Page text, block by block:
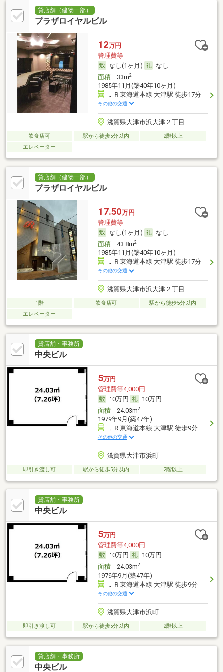
貸店舗（建物一部）
プラザロイヤルビル
12万円
管理費等-
なし(1ヶ月)
なし
面積33m2
1985年11月(築40年10ヶ月)
ＪＲ東海道本線 大津駅 徒歩17分
その他の交通
滋賀県大津市浜大津２丁目
飲食店可 駅から徒歩5分以内
2階以上
エレベーター
貸店舗（建物一部）
プラザロイヤルビル
17.50万円
管理費等-
なし(1ヶ月)
なし
面積43.8m2
1985年11月(築40年10ヶ月)
ＪＲ東海道本線 大津駅 徒歩17分
その他の交通
滋賀県大津市浜大津２丁目
1階 飲食店可
駅から徒歩5分以内
エレベーター
貸店舗・事務所
中央ビル
5万円
管理費等4,000円
10万円
10万円
面積24.03m2
1979年9月(築47年)
ＪＲ東海道本線 大津駅 徒歩9分
その他の交通
滋賀県大津市浜町
即引き渡し可 駅から徒歩5分以内 2階以上
貸店舗・事務所
中央ビル
5万円
管理費等4,000円
10万円
10万円
面積24.03m2
1979年9月(築47年)
ＪＲ東海道本線 大津駅 徒歩9分
その他の交通
滋賀県大津市浜町
即引き渡し可 駅から徒歩5分以内 2階以上
貸店舗・事務所
中央ビル